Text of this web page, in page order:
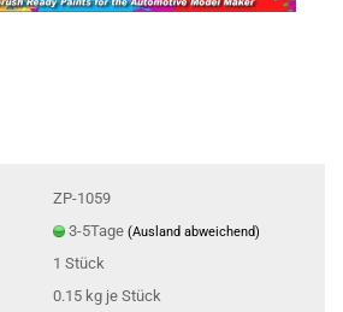
ZP-1059
3-5Tage (Ausland abweichend)
1 Stück
0.15kg je Stück